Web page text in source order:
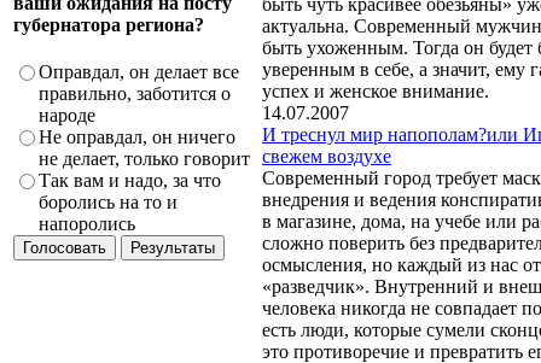
губернатора региона?
Оправдал, он делает все
правильно, заботится о
народе
Не оправдал, он ничего
не делает, только говорит
Так вам и надо, за что
боролись на то и
напоролись
актуальна. Современный
быть ухоженным. Тогда он будет
уверенным в себе, а значит, ему
успех и женское внимание.
14.07.2007
И треснул мир напополам?или
свежем воздухе
Современный город требует
внедрения и ведения
в магазине, дома, на учебе или
сложно поверить без
осмысления, но каждый из нас
«разведчик». Внутренний и
человека никогда не совпадает
есть люди, которые сумели
это противоречие и превратить